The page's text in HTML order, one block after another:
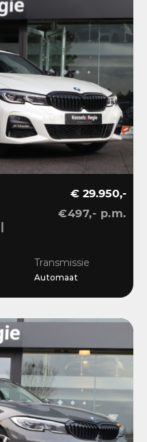
€ 29.950,-
€497,- p.m.
Transmissie
Automaat